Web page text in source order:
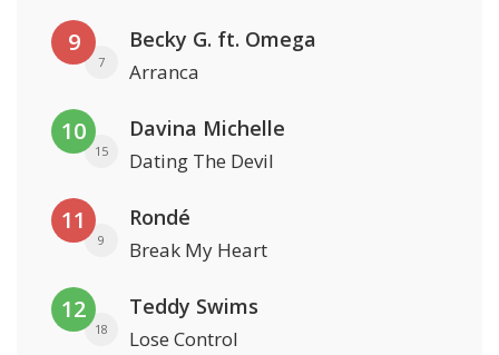
9
7
Becky G. ft. Omega
Arranca
10
15
Davina Michelle
Dating The Devil
11
9
Rondé
Break My Heart
12
18
Teddy Swims
Lose Control